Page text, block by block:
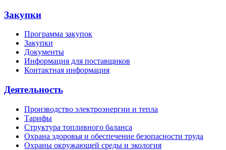
Закупки
Программа закупок
Закупки
Документы
Информация для поставщиков
Контактная информация
Деятельность
Производство электроэнергии и тепла
Тарифы
Структура топливного баланса
Охрана здоровья и обеспечение безопасности труда
Охраны окружающей среды и экология